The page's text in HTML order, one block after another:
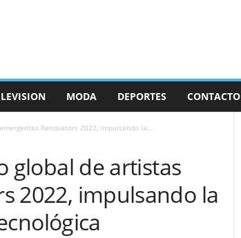
MODA DEPORTES CONTACTO
Renovators 2022, impulsando la...
global de artistas
2022, impulsando la